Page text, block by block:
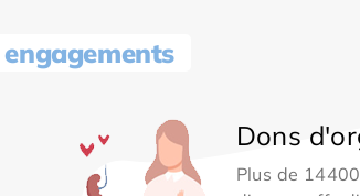
engagements
Dons
Plus de